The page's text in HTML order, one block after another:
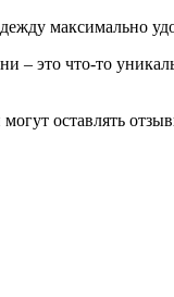
максимально
– это что-то
оставлять